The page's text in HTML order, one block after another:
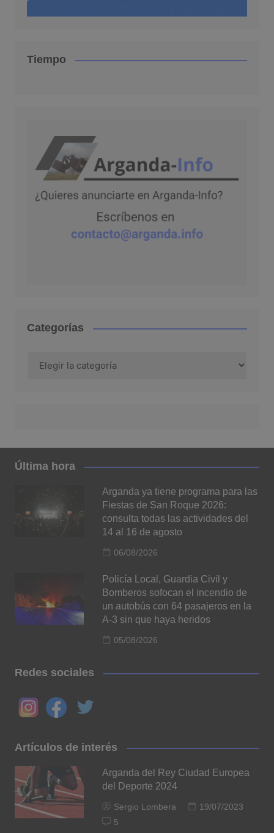
Tiempo
Categorías
Última hora
Arganda ya tiene programa para las
Fiestas de San Roque 2026:
consulta todas las actividades del
14 al 16 de agosto
06/08/2026
Policía Local, Guardia Civil y
Bomberos sofocan el incendio de
un autobús con 64 pasajeros en la
A-3 sin que haya heridos
05/08/2026
Redes sociales
Artículos de interés
Arganda del Rey Ciudad Europea
del Deporte 2024
Sergio Lombera
19/07/2023
5